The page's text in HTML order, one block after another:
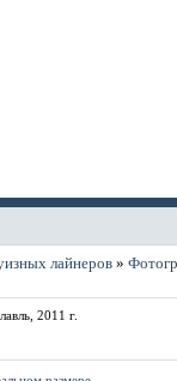
лайнеров »
2011 г.